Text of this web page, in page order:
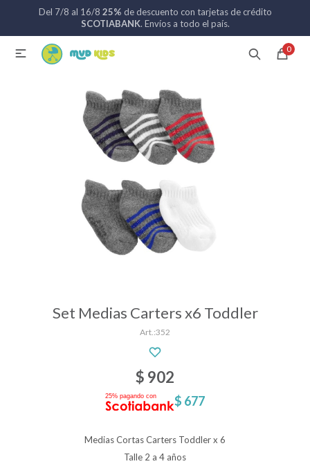
Del 7/8 al 16/8 25% de descuento con tarjetas de crédito
SCOTIABANK. Envíos a todo el país.
0

Set Medias Carters x6 Toddler
352
$ 902
$ 677
Medias Cortas Carters Toddler x 6
Talle 2 a 4 años
MI CUENTA
Catálogo Nuevos ingresos
Coches de bebé
Alimentación
Paseo y seguridad
Estimulación primera infancia